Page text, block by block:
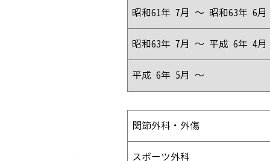
昭和61年 7月 ～ 昭和63年 6月
昭和63年 7月 ～ 平成 6年 4月
平成 6年 5月 ～
関節外科・外傷
スポーツ外科